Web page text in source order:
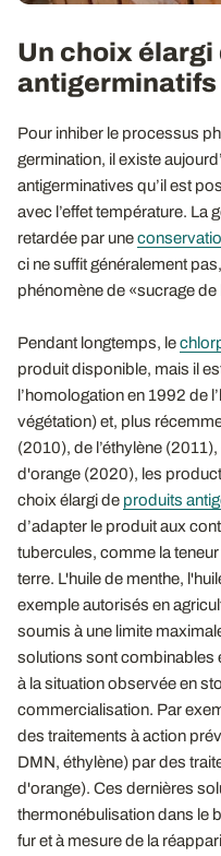
Un choix élargi
antigerminatifs
Pour inhiber le processus
germination, il existe
antigerminatives qu’il est
avec l’effet température. La
retardée par une
ci ne suffit généralement
phénomène de «sucrage
Pendant longtemps, le
produit disponible, mais il
l’homologation en 1992 de
végétation) et, plus
(2010), de l’éthylène
d'orange (2020), les
choix élargi de produits
d’adapter le produit aux
tubercules, comme la
terre. L'huile de menthe,
exemple autorisés en
soumis à une limite
solutions sont combinables
à la situation observée en
commercialisation. Par
des traitements à action
DMN, éthylène) par des
d'orange). Ces dernières
thermonébulisation dans le
fur et à mesure de la